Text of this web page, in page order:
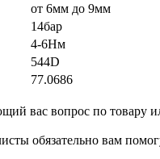
от 6мм до 9мм
14бар
4-6Нм
544D
77.0686
вас вопрос по товару
обязательно вам